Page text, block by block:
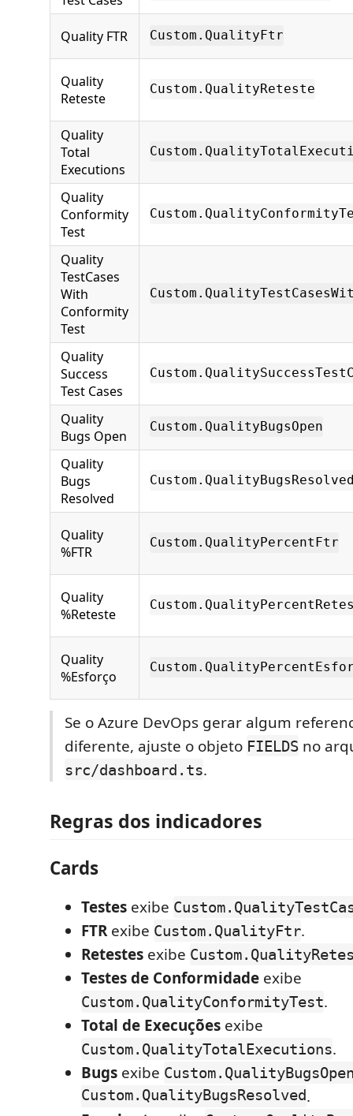
Quality FTR Custom.QualityFtr
Quality
Reteste
Custom.QualityReteste
Quality
Total
Executions
Quality
Conformity
Test
Quality
TestCases
With
Conformity
Test
Quality
Success
Test Cases
Quality
Bugs Open
Custom.QualityBugsOpen
Quality
Bugs
Resolved
Quality
%FTR
Custom.QualityPercentFtr
Quality
%Reteste
Quality
%Esforço
Se o Azure DevOps gerar algum
diferente, ajuste o objeto FIELDS no
src/dashboard.ts.
Regras dos indicadores
Cards
Testes exibe
FTRexibe Custom.QualityFtr.
Retestes exibe
Testes de Conformidade exibe
Custom.QualityConformityTest.
Total de Execuções exibe
Custom.QualityTotalExecutions.
Bugs exibe
Custom.QualityBugsResolved.